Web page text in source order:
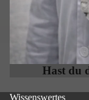
Hast du
Wissenswertes